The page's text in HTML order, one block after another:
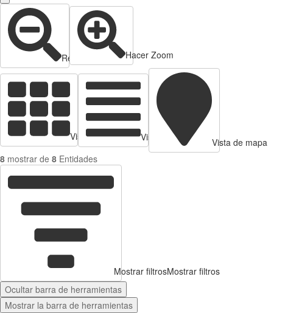
Reducir zoom Hacer Zoom
Vista de tarjetas Vista de Tabla
Vista de mapa
8 mostrar de 8 Entidades
Mostrar filtrosMostrar filtros
Ocultar barra de herramientas
Mostrar la barra de herramientas